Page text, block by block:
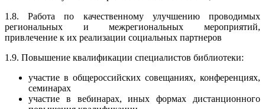
1.8. Работа по качественному улучшению проводимых
региональных и межрегиональных мероприятий,
привлечение к их реализации социальных партнеров
1.9. Повышение квалификации специалистов библиотеки:
участие в общероссийских совещаниях, конференциях,
семинарах
участие в вебинарах, иных формах дистанционного